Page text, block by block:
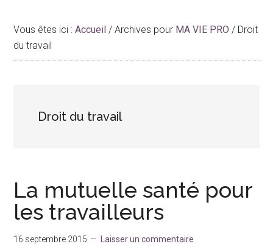
Vous êtes ici :Accueil / Archives pour MA VIE PRO / Droit
du travail
Droit du travail
La mutuelle santé pour
les travailleurs
16 septembre 2015 Laisser un commentaire